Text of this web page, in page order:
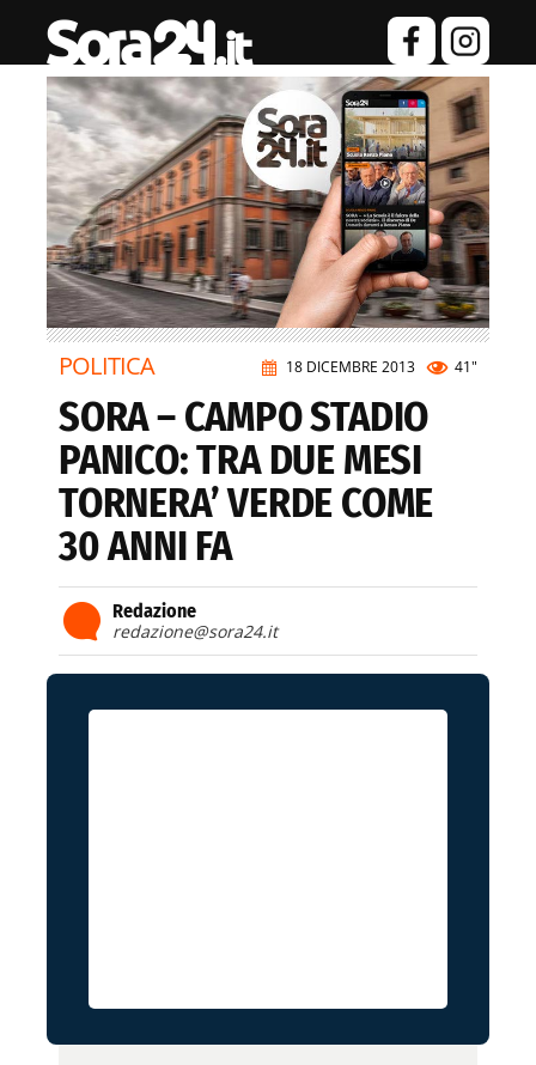
18 DICEMBRE 2013 41"
POLITICA
SORA – CAMPO STADIO
PANICO: TRA DUE MESI
TORNERA’ VERDE COME
30 ANNI FA
Redazione
redazione@sora24.it